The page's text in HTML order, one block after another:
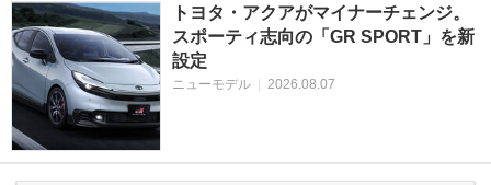
トヨタ・アクアがマイナーチェンジ。
スポーティ志向の「GR SPORT」を新
設定
ニューモデル 2026.08.07